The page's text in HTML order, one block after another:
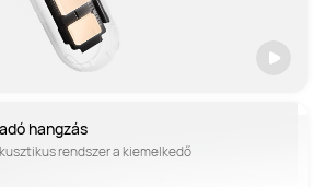
hangzás
rendszer a kiemelkedő